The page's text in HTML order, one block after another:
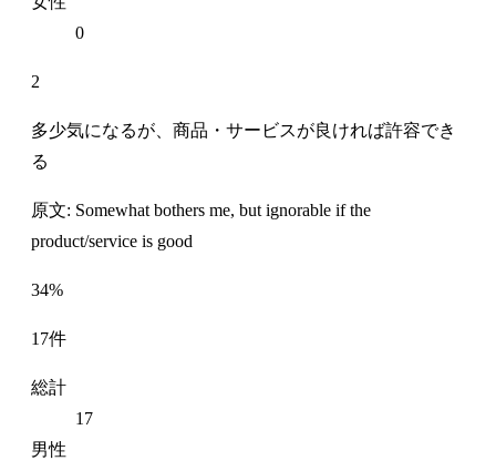
0
2
多少気になるが、商品・サービスが良ければ許容でき
る
原文: Somewhat bothers me, but ignorable if the
product/service is good
34%
17件
総計
17
男性